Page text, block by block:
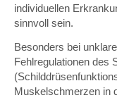
individuellen
sinnvoll sein.
Besonders bei
Fehlregulationen des
Muskelschmerzen in